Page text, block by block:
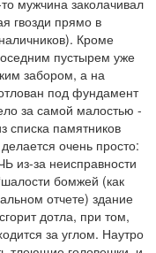
мужчина заколачивал
гвозди прямо в
Кроме
пустырем уже
забором, а на
под фундамент
за самой малостью -
списка памятников
очень просто:
из-за неисправности
бомжей (как
отчете) здание
дотла, при том,
за углом. Наутро